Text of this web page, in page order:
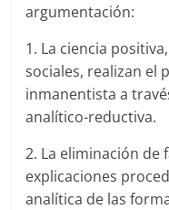
argumentación:
1. La ciencia
sociales, realizan el
inmanentista a
analítico-reductiva.
2. La eliminación de
explicaciones
analítica de las